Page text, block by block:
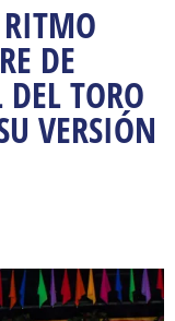
DE
TORO
VERSIÓN